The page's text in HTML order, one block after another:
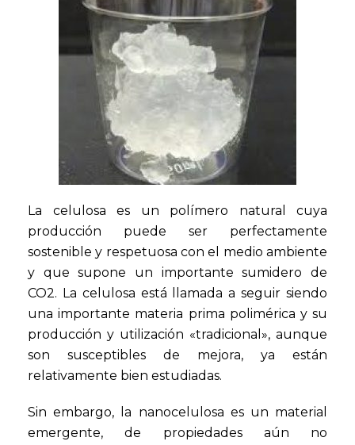
La celulosa es un polímero natural cuya
producción puede ser perfectamente
sostenible y respetuosa con el medio ambiente
y que supone un importante sumidero de
CO2. La celulosa está llamada a seguir siendo
una importante materia prima polimérica y su
producción y utilización «tradicional», aunque
son susceptibles de mejora, ya están
relativamente bien estudiadas.
Sin embargo, la nanocelulosa es un material
emergente, de propiedades aún no